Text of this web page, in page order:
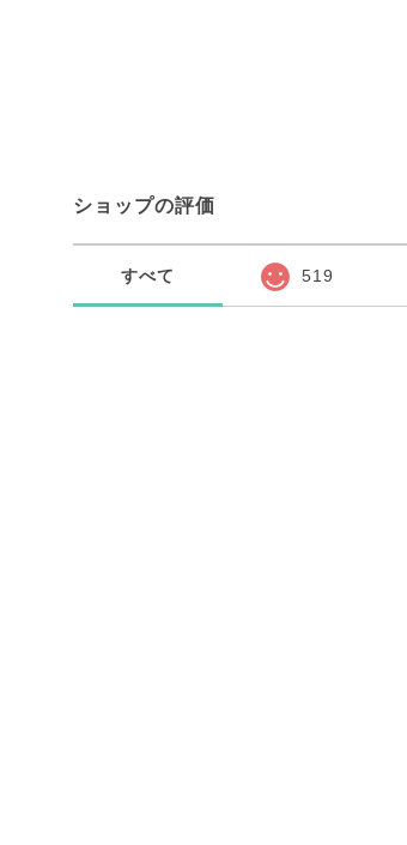
ショップの評価
すべて 519